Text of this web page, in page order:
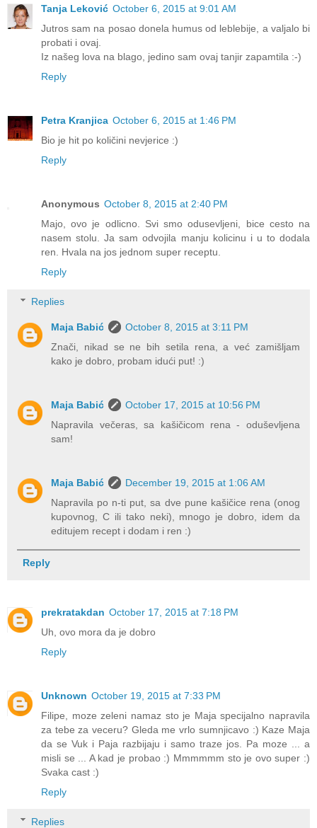
Tanja Leković October 6, 2015 at 9:01 AM
Jutros sam na posao donela humus od leblebije, a valjalo bi
probati i ovaj.
Iz našeg lova na blago, jedino sam ovaj tanjir zapamtila :-)
Reply
Petra Kranjica October 6, 2015 at 1:46 PM
Bio je hit po količini nevjerice :)
Reply
Anonymous October 8, 2015 at 2:40 PM
Majo, ovo je odlicno. Svi smo odusevljeni, bice cesto na
nasem stolu. Ja sam odvojila manju kolicinu i u to dodala
ren. Hvala na jos jednom super receptu.
Reply
Replies
Maja Babić
October 8, 2015 at 3:11 PM
Znači, nikad se ne bih setila rena, a već zamišljam
kako je dobro, probam idući put! :)
Maja Babić
October 17, 2015 at 10:56 PM
Napravila večeras, sa kašičicom rena - oduševljena
sam!
Maja Babić
December 19, 2015 at 1:06 AM
Napravila po n-ti put, sa dve pune kašičice rena (onog
kupovnog, C ili tako neki), mnogo je dobro, idem da
editujem recept i dodam i ren :)
Reply
prekratakdan October 17, 2015 at 7:18 PM
Uh, ovo mora da je dobro
Reply
Unknown October 19, 2015 at 7:33 PM
Filipe, moze zeleni namaz sto je Maja specijalno napravila
za tebe za veceru? Gleda me vrlo sumnjicavo :) Kaze Maja
da se Vuk i Paja razbijaju i samo traze jos. Pa moze ... a
misli se ... A kad je probao :) Mmmmmm sto je ovo super :)
Svaka cast :)
Reply
Replies